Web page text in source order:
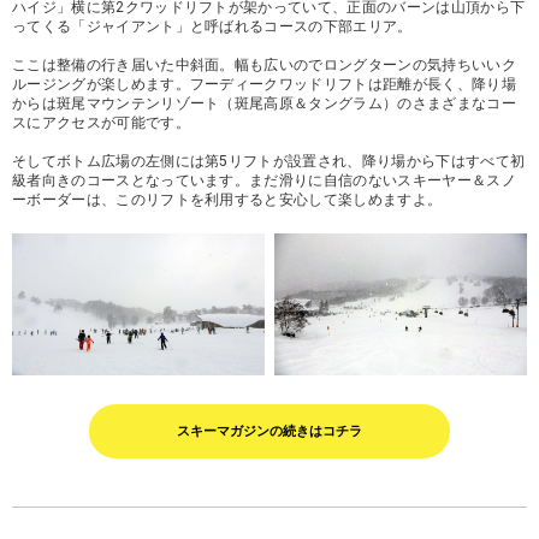
ハイジ」横に第2クワッドリフトが架かっていて、正面のバーンは山頂から下
ってくる「ジャイアント」と呼ばれるコースの下部エリア。
ここは整備の行き届いた中斜面。幅も広いのでロングターンの気持ちいいク
ルージングが楽しめます。フーディークワッドリフトは距離が長く、降り場
からは斑尾マウンテンリゾート（斑尾高原＆タングラム）のさまざまなコー
スにアクセスが可能です。
そしてボトム広場の左側には第5リフトが設置され、降り場から下はすべて初
級者向きのコースとなっています。まだ滑りに自信のないスキーヤー＆スノ
ーボーダーは、このリフトを利用すると安心して楽しめますよ。
スキーマガジンの続きはコチラ